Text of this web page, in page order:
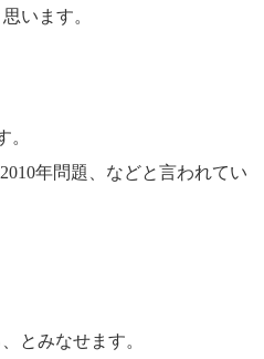
います。
。
年問題、などと言われてい
とみなせます。